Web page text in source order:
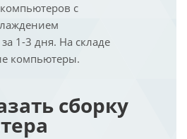
с
1-3 дня. На складе
компьютеры.
сборку